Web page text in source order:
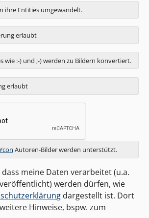
ihre Entities umgewandelt.
erlaubt
wie :-) und ;-) werden zu Bildern konvertiert.
erlaubt
Autoren-Bilder werden unterstützt.
meine Daten verarbeitet (u.a.
werden dürfen, wie
dargestellt ist. Dort
Hinweise, bspw. zum